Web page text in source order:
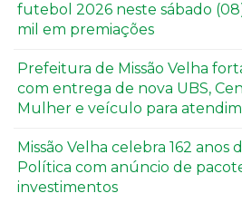
futebol 2026 neste sábado
mil em premiações
Prefeitura de Missão Velha
com entrega de nova UBS,
Mulher e veículo para
Missão Velha celebra 162 anos
Política com anúncio de
investimentos